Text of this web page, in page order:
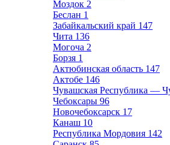
Моздок 2
Беслан 1
Забайкальский край 147
Чита 136
Могоча 2
Борзя 1
Актюбинская область 147
Актобе 146
Чувашская Республика —
Чебоксары 96
Новочебоксарск 17
Канаш 10
Республика Мордовия 142